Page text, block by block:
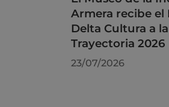
Armera recibe el
Delta Cultura a la
Trayectoria 2026
23/07/2026